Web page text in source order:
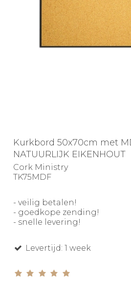
Kurkbord 50x70cm met
NATUURLIJK EIKENHOUT
Cork Ministry
TK75MDF
- veilig betalen!
- goedkope zending!
- snelle levering!
Levertijd: 1 week